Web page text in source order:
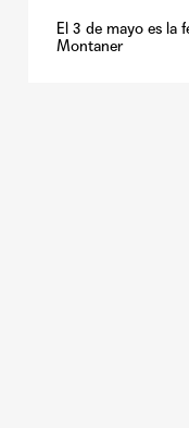
El 3 de mayo es la
Montaner